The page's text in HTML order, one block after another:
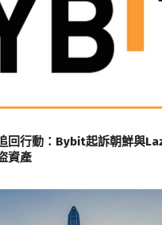
回行動：Bybit起訴朝鮮與
資產